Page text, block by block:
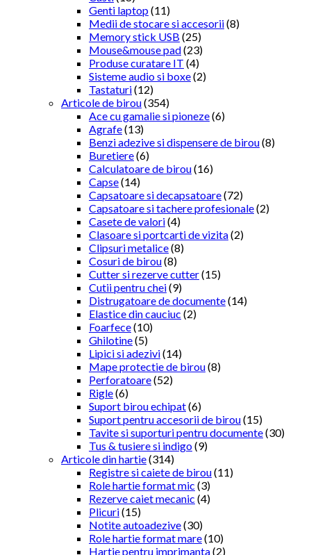
Genti laptop(11)
Medii de stocare si accesorii(8)
Memory stick USB (25)
Mouse&mouse pad(23)
Produse curatare IT (4)
Sisteme audio si boxe(2)
Tastaturi(12)
Articole de birou(354)
Ace cu gamalie si pioneze(6)
Agrafe(13)
Benzi adezive si dispensere de birou(8)
Buretiere(6)
Calculatoare de birou(16)
Capse(14)
Capsatoare si decapsatoare(72)
Capsatoare si tachere profesionale(2)
Casete de valori(4)
Clasoare si portcarti de vizita(2)
Clipsuri metalice(8)
Cosuri de birou(8)
Cutter si rezerve cutter(15)
Cutii pentru chei(9)
Distrugatoare de documente(14)
Elastice din cauciuc (2)
Foarfece(10)
Ghilotine(5)
Lipici si adezivi(14)
Mape protectie de birou(8)
Perforatoare(52)
Rigle(6)
Suport birou echipat(6)
Suport pentru accesorii de birou(15)
Tavite si suporturi pentru documente(30)
Tus & tusiere si indigo(9)
Articole din hartie(314)
Registre si caiete de birou(11)
Role hartie format mic (3)
Rezerve caiet mecanic (4)
Plicuri(15)
Notite autoadezive(30)
Role hartie format mare(10)
Hartie pentru imprimanta(2)